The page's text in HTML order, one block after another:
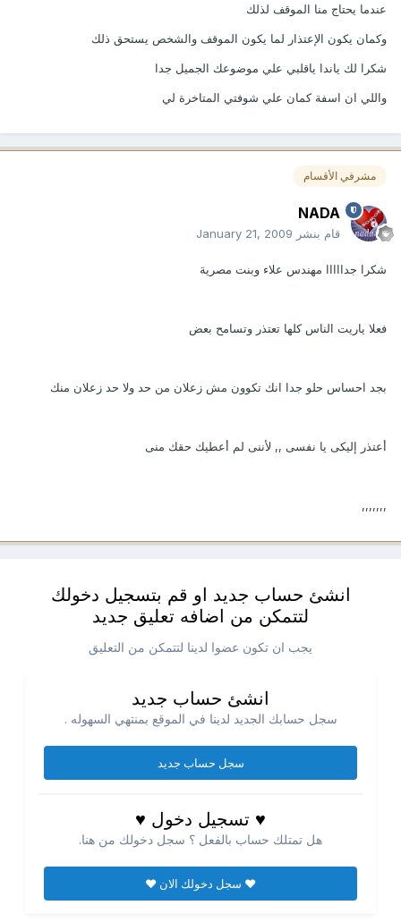
عندما يحتاج منا الموقف لذلك
وكمان يكون الإعتذار لما يكون الموقف والشخص يستحق ذلك
شكرا لك ياندا ياقلبي علي موضوعك الجميل جدا
واللي ان اسفة كمان علي شوفتي المتاخرة لي
مشرفي الأقسام
NADA
قام بنشر January 21, 2009
شكرا جدااااا مهندس علاء وبنت مصرية
فعلا ياريت الناس كلها تعتذر وتسامح بعض
بجد احساس حلو جدا انك تكوون مش زعلان من حد ولا حد زعلان منك
أعتذر إليكى يا نفسى ,, لأننى لم أعطيك حقك منى
,,,,,,,
انشئ حساب جديد او قم بتسجيل دخولك
لتتمكن من اضافه تعليق جديد
يجب ان تكون عضوا لدينا لتتمكن من التعليق
انشئ حساب جديد
سجل حسابك الجديد لدينا في الموقع بمنتهي السهوله .
سجل حساب جديد
♥ تسجيل دخول ♥
هل تمتلك حساب بالفعل ؟ سجل دخولك من هنا.
♥ سجل دخولك الان ♥